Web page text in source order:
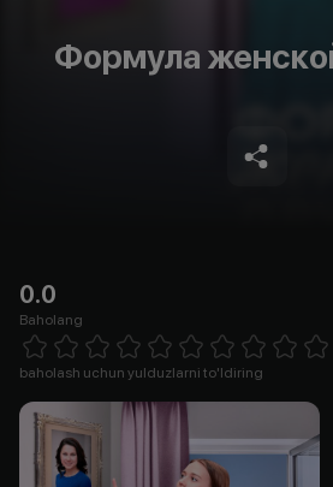
Формула
0.0
Baholang
1 Star 2 Stars 3 Stars 4 Stars5 Stars 6 Stars7 Stars8 Stars
baholash uchun yulduzlarni to'ldiring